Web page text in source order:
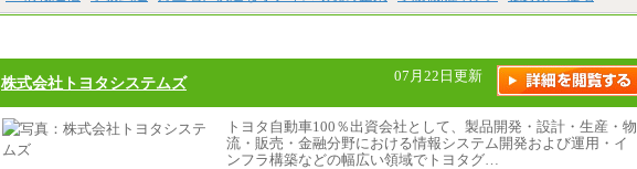
株式会社トヨタシステムズ 07月22日更新
トヨタ自動車100％出資会社として、製品開発・設計・生産・物
流・販売・金融分野における情報システム開発および運用・イ
ンフラ構築などの幅広い領域でトヨタグ…